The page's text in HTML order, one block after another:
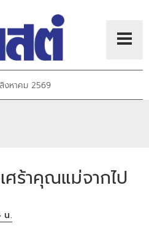
งหาคม 2569
ศร้าคุณแม่จากไป
น.